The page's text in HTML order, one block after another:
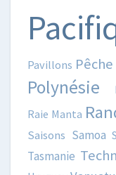
Pavillons Pêche
Polynésie
Raie Manta
Saisons Samoa
Tasmanie